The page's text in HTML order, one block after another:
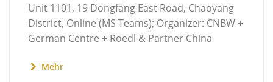
Unit 1101, 19 Dongfang East Road, Chaoyang
District, Online (MS Teams); Organizer: CNBW +
German Centre + Roedl & Partner China
Mehr